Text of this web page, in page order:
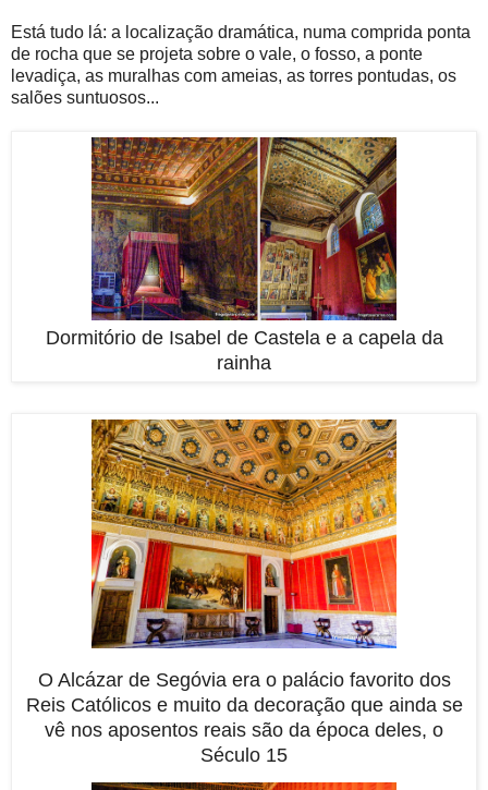
Está tudo lá: a localização dramática, numa comprida ponta
de rocha que se projeta sobre o vale, o fosso, a ponte
levadiça, as muralhas com ameias, as torres pontudas, os
salões suntuosos...
Dormitório de Isabel de Castela e a capela da
rainha
O Alcázar de Segóvia era o palácio favorito dos
Reis Católicos e muito da decoração que ainda se
vê nos aposentos reais são da época deles, o
Século 15